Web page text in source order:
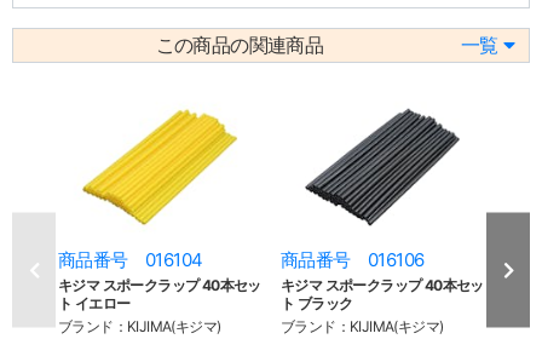
この商品の関連商品 一覧
商品番号 016104
キジマ スポークラップ 40本セッ
ト イエロー
ブランド：KIJIMA(キジマ)
商品番号 016106
キジマ スポークラップ 40本セッ
ト ブラック
ブランド：KIJIMA(キジマ)
商
ブラ